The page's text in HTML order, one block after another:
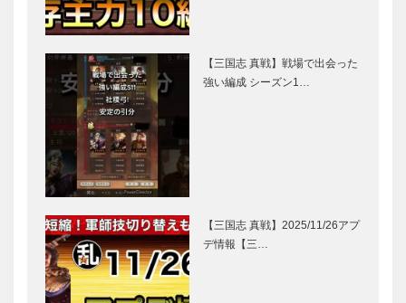
【三国志 真戦】戦場で出会った
強い編成 シーズン1…
【三国志 真戦】2025/11/26アプ
デ情報【三…